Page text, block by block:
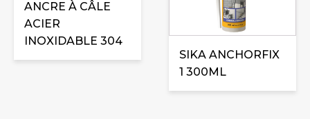
ANCRE À CÂLE
ACIER
INOXIDABLE 304
variations.
Les
SIKA ANCHORFIX
1 300ML